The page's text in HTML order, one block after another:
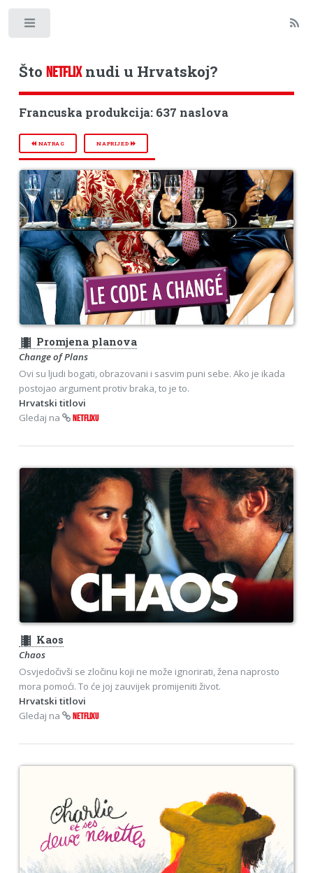
Što NETFLIXnudi u Hrvatskoj?
Francuska produkcija: 637 naslova
NATRAG NAPRIJED
theaters Promjena planova
Change of Plans
Ovi su ljudi bogati, obrazovani i sasvim puni sebe. Ako je ikada
postojao argument protiv braka, to je to.
Hrvatski titlovi
Gledaj na
NETFLIXU
theaters Kaos
Chaos
Osvjedočivši se zločinu koji ne može ignorirati, žena naprosto
mora pomoći. To će joj zauvijek promijeniti život.
Hrvatski titlovi
Gledaj na
NETFLIXU